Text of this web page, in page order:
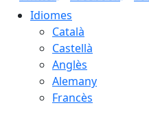
Idiomes
Català
Castellà
Anglès
Alemany
Francès